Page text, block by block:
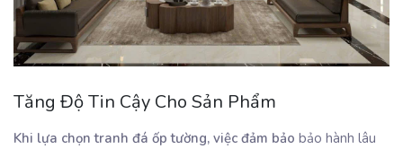
Tăng Độ Tin Cậy Cho Sản Phẩm
Khi lựa chọn tranh đá ốp tường, việc đảm bảo bảo hành lâu